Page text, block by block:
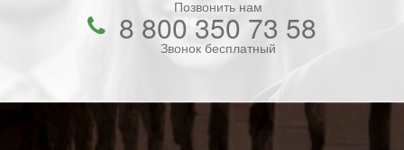
Позвонить нам
8 800 350 73 58
Звонок бесплатный